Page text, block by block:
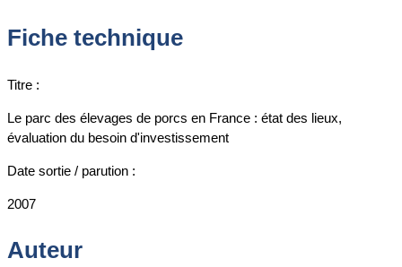
Fiche technique
Titre :
Le parc des élevages de porcs en France : état des lieux,
évaluation du besoin d'investissement
Date sortie / parution :
2007
Auteur